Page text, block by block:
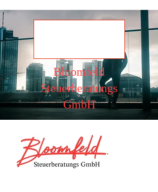
Bloomfeld
Steuerberatungs
GmbH